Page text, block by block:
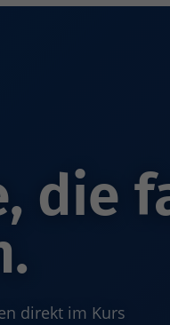
die
direkt im Kurs